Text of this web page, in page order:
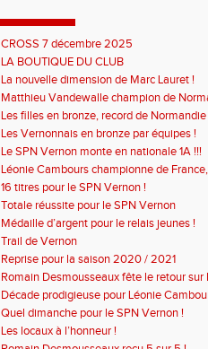
CROSS 7 décembre 2025
LA BOUTIQUE DU CLUB
La nouvelle dimension de Marc Lauret !
Matthieu Vandewalle champion de
Les filles en bronze, record de
Les Vernonnais en bronze par équipes !
Le SPN Vernon monte en nationale 1A !!!
Léonie Cambours championne de
!16 titres pour le SPN Vernon !
Totale réussite pour le SPN Vernon
Médaille d’argent pour le relais jeunes !
Trail de Vernon
Reprise pour la saison 2020 / 2021
Romain Desmousseaux fête le retour sur
Décade prodigieuse pour Léonie
Quel dimanche pour le SPN Vernon !
Les locaux à l’honneur !